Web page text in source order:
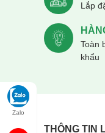
Lắp
Toàn
khẩu
THÔNG TIN
Zalo